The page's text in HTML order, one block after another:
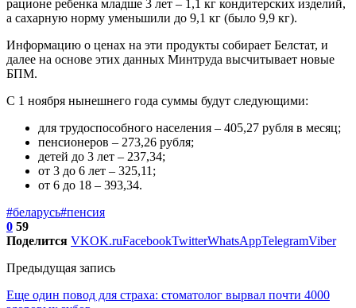
рационе ребенка младше 3 лет – 1,1 кг кондитерских изделий,
а сахарную норму уменьшили до 9,1 кг (было 9,9 кг).
Информацию о ценах на эти продукты собирает Белстат, и
далее на основе этих данных Минтруда высчитывает новые
БПМ.
С 1 ноября нынешнего года суммы будут следующими:
для трудоспособного населения – 405,27 рубля в месяц;
пенсионеров – 273,26 рубля;
детей до 3 лет – 237,34;
от 3 до 6 лет – 325,11;
от 6 до 18 – 393,34.
#беларусь#пенсия
0 59
Поделится VKOK.ruFacebookTwitterWhatsAppTelegramViber
Предыдущая запись
Еще один повод для страха: стоматолог вырвал почти 4000